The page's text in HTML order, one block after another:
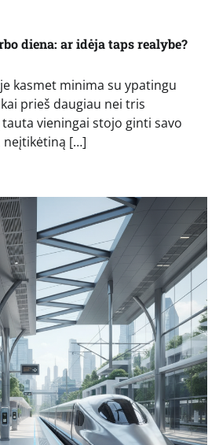
diena: ar idėja taps realybe?
kasmet minima su ypatingu
prieš daugiau nei tris
vieningai stojo ginti savo
neįtikėtiną […]